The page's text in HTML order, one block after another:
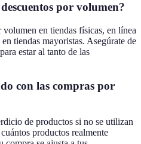
por volumen?
volumen en tiendas físicas, en línea
en tiendas mayoristas. Asegúrate de
estar al tanto de las
con las compras por
de productos si no se utilizan
productos realmente